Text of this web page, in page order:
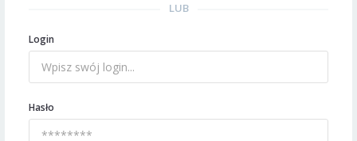
LUB
Login
Hasło